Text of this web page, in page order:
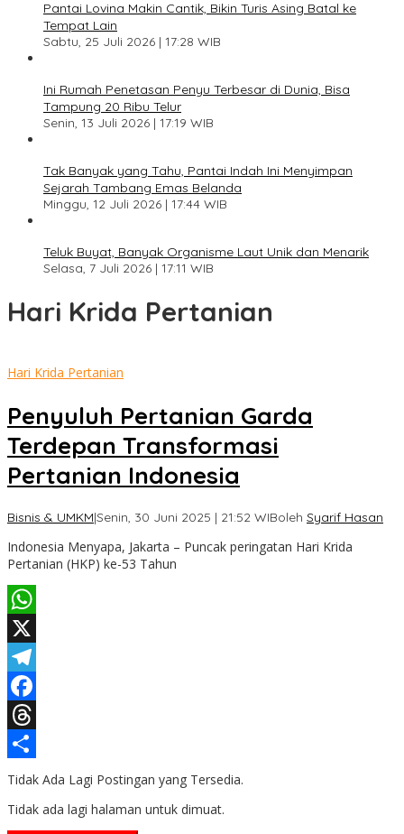
Pantai Lovina Makin Cantik, Bikin Turis Asing Batal ke
Tempat Lain
Sabtu, 25 Juli 2026 | 17:28 WIB
Ini Rumah Penetasan Penyu Terbesar di Dunia, Bisa
Tampung 20 Ribu Telur
Senin, 13 Juli 2026 | 17:19 WIB
Tak Banyak yang Tahu, Pantai Indah Ini Menyimpan
Sejarah Tambang Emas Belanda
Minggu, 12 Juli 2026 | 17:44 WIB
Teluk Buyat, Banyak Organisme Laut Unik dan Menarik
Selasa, 7 Juli 2026 | 17:11 WIB
Hari Krida Pertanian
Hari Krida Pertanian
Penyuluh Pertanian Garda
Terdepan Transformasi
Pertanian Indonesia
Bisnis & UMKM|Senin, 30 Juni 2025 | 21:52 WIBoleh Syarif Hasan
Indonesia Menyapa, Jakarta – Puncak peringatan Hari Krida
Pertanian (HKP) ke-53 Tahun
WhatsApp
X
Telegram
Facebook
Threads
Share
Tidak Ada Lagi Postingan yang Tersedia.
Tidak ada lagi halaman untuk dimuat.